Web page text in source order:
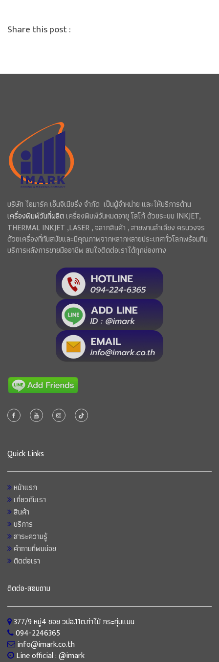
Share this post :
บริษัท ไอมาร์ค เอ็นจิเนียริ่ง จำกัด เป็นผู้จำหน่าย และให้บริการด้าน
เครื่องพิมพ์วันที่ผลิตเครื่องพิมพ์วันหมดอายุ โลโก้ ด้วยระบบ INKJET,
THERMAL INKJET ,LASER , ฉลากสินค้า , สายพานลำเลียง ครบวงจร
ด้วยเครื่องที่ทันสมัยและมีคุณภาพจากหลากหลายประเทศทั่วโลกพร้อมทีม
บริการหลังการขายมืออาชีพ สนใจติดต่อเราได้ทุกช่องทาง
Quick Links
หน้าแรก
เกี่ยวกับเรา
สินค้า
บริการ
สาระความรู้
คำถามที่พบบ่อย
ติดต่อเรา
ติดต่อ-สอบถาม
377/9 หมู่4 ซอย วปอ.11ต.ท่าไม้ กระทุ่มแบน
094-2246365
info@imark.co.th
Line official : @imark